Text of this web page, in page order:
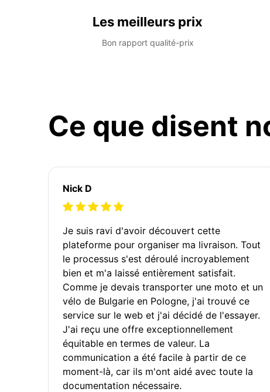
Les meilleurs prix
Bon rapport qualité-prix
Ce que disent
Nick D
Je suis ravi d'avoir découvert cette
plateforme pour organiser ma livraison. Tout
le processus s'est déroulé incroyablement
bien et m'a laissé entièrement satisfait.
Comme je devais transporter une moto et un
vélo de Bulgarie en Pologne, j'ai trouvé ce
service sur le web et j'ai décidé de l'essayer.
J'ai reçu une offre exceptionnellement
équitable en termes de valeur. La
communication a été facile à partir de ce
moment-là, car ils m'ont aidé avec toute la
documentation nécessaire.